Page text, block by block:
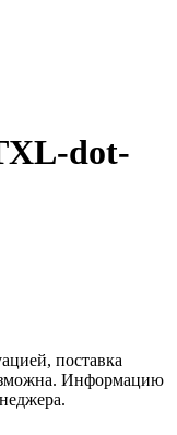
dot-
поставка
Информацию